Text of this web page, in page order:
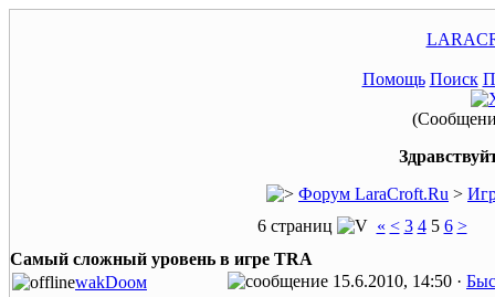
Помощь Поиск
Форум LaraCroft.Ru >
6 страниц
« < 3 4 5 6 >
Самый сложный уровень в игре TRA
wаkDоом
15.6.2010, 14:50 ·